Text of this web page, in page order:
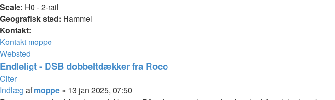
Scale: H0 - 2-rail
Geografisk sted: Hammel
Kontakt:
Kontakt moppe
Websted
Endleligt - DSB dobbeltdækker fra Roco
Citer
Indlæg afmoppe » 13 jan 2025, 07:50